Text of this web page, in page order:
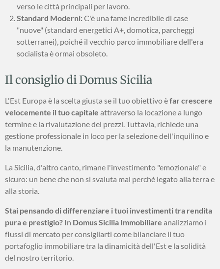
verso le città principali per lavoro.
Standard Moderni:C'è una fame incredibile di case
"nuove" (standard energetici A+, domotica, parcheggi
sotterranei), poiché il vecchio parco immobiliare dell'era
socialista è ormai obsoleto.
Il consiglio di Domus Sicilia
L'Est Europa è la scelta giusta se il tuo obiettivo èfar crescere
velocemente il tuo capitale attraverso la locazione a lungo
termine e la rivalutazione dei prezzi. Tuttavia, richiede una
gestione professionale in loco per la selezione dell'inquilino e
la manutenzione.
La Sicilia, d'altro canto, rimane l'investimento "emozionale" e
sicuro: un bene che non si svaluta mai perché legato alla terra e
alla storia.
Stai pensando di differenziare i tuoi investimenti tra rendita
pura e prestigio? In Domus Sicilia Immobiliare analizziamo i
flussi di mercato per consigliarti come bilanciare il tuo
portafoglio immobiliare tra la dinamicità dell'Est e la solidità
del nostro territorio.